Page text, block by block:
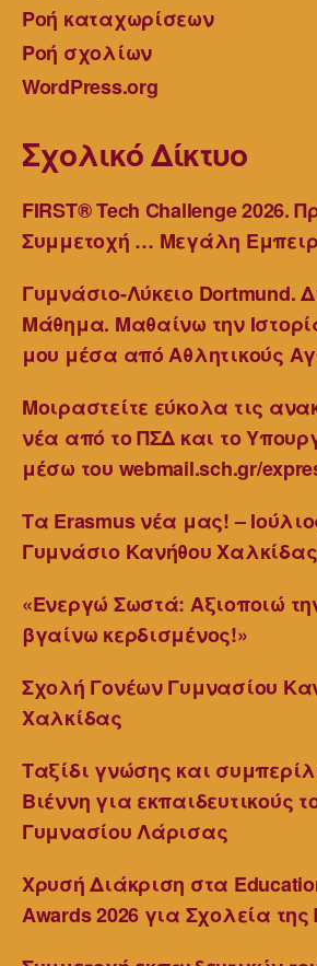
Ροή καταχωρίσεων
Ροή σχολίων
WordPress.org
Σχολικό Δίκτυο
FIRST® Tech Challenge 2026.
Συμμετοχή … Μεγάλη
Γυμνάσιο-Λύκειο Dortmund.
Μάθημα. Μαθαίνω την
μου μέσα από Αθλητικούς
Μοιραστείτε εύκολα τις
νέα από το ΠΣΔ και το
μέσω του webmail.sch.gr/
Τα Erasmus νέα μας! –
Γυμνάσιο Κανήθου Χαλκίδας
«Ενεργώ Σωστά: Αξιοποιώ
βγαίνω κερδισμένος!»
Σχολή Γονέων Γυμνασίου
Χαλκίδας
Ταξίδι γνώσης και
Βιέννη για εκπαιδευτικούς
Γυμνασίου Λάρισας
Χρυσή Διάκριση στα
Awards 2026 για Σχολεία